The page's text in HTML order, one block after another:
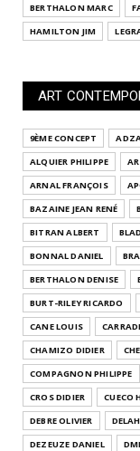
BERTHALON MARC
HAMILTON JIM
ART
9ÈME CONCEPT
ALQUIER PHILIPPE
ARNAL FRANÇOIS
BAZAINE JEAN RENÉ
BITRAN ALBERT
BONNAL DANIEL
BERTHALON DENISE
BURT-RILEY RICARDO
CANE LOUIS
CHAMIZO DIDIER
COMPAGNON PHILIPPE
CROS DIDIER
CUECO
DEBRE OLIVIER
DEZEUZE DANIEL